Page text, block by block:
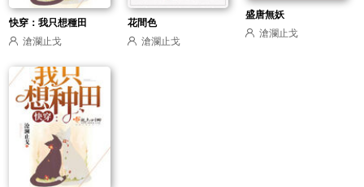
快穿：我只想種田
滄瀾止戈
花間色
滄瀾止戈
盛唐無妖
滄瀾止戈